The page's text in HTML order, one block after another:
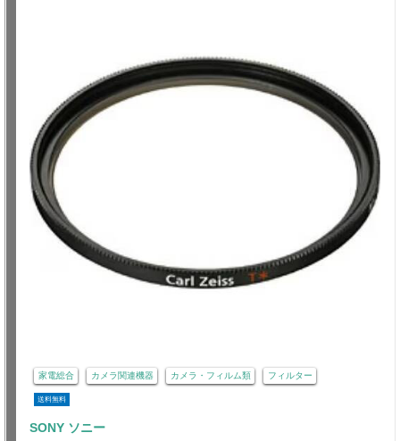
家電総合 カメラ関連機器 カメラ・フィルム類 フィルター
送料無料
SONY ソニー